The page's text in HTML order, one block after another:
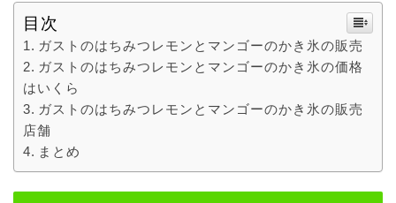
目次
ガストのはちみつレモンとマンゴーのかき氷の販売
ガストのはちみつレモンとマンゴーのかき氷の価格
はいくら
ガストのはちみつレモンとマンゴーのかき氷の販売
店舗
まとめ